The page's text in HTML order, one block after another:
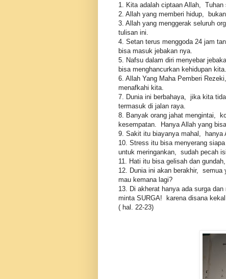
1. Kita adalah ciptaan Allah, Tuhan
2. Allah yang memberi hidup,
3. Allah yang menggerak seluruh
tulisan ini.
4. Setan terus menggoda 24 jam
bisa masuk jebakan nya.
5. Nafsu dalam diri menyebar
bisa menghancurkan kehidupan kita.
6. Allah Yang Maha Pemberi
menafkahi kita.
7. Dunia ini berbahaya, jika kita
termasuk di jalan raya.
8. Banyak orang jahat mengintai,
kesempatan. Hanya Allah yang
9. Sakit itu biayanya mahal, hanya
10. Stress itu bisa menyerang
untuk meringankan, sudah pecah
11. Hati itu bisa gelisah dan
12. Dunia ini akan berakhir,
mau kemana lagi?
13. Di akherat hanya ada surga
minta SURGA! karena disana kekal
( hal. 22-23)